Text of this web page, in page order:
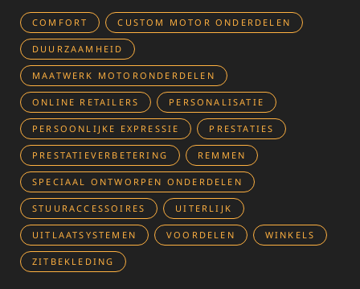
COMFORT CUSTOM MOTOR ONDERDELEN
DUURZAAMHEID
MAATWERK MOTORONDERDELEN
ONLINE RETAILERS PERSONALISATIE
PERSOONLIJKE EXPRESSIE PRESTATIES
PRESTATIEVERBETERING REMMEN
SPECIAAL ONTWORPEN ONDERDELEN
STUURACCESSOIRES UITERLIJK
UITLAATSYSTEMEN VOORDELEN WINKELS
ZITBEKLEDING